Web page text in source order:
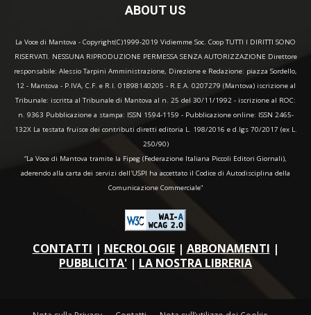
ABOUT US
La Voce di Mantova - Copyright(C)1999-2019 Vidiemme Soc. Coop TUTTI I DIRITTI SONO
RISERVATI. NESSUNA RIPRODUZIONE PERMESSA SENZA AUTORIZZAZIONE Direttore
responsabile: Alessio Tarpini Amministrazione, Direzione e Redazione: piazza Sordello,
12 - Mantova - P.IVA, C.F. e R.I. 01898140205 - R.E.A. 0207279 (Mantova) iscrizione al
Tribunale: iscritta al Tribunale di Mantova al n. 25 del 30/11/1992 - iscrizione al ROC:
n. 9363 Pubblicazione a stampa: ISSN 1594-1159 - Pubblicazione online: ISSN 2465-
132X La testata fruisce dei contributi diretti editoria L. 198/2016 e d.lgs 70/2017 (ex L.
250/90)
“La Voce di Mantova tramite la Fipeg (Federazione Italiana Piccoli Editori Giornali),
aderendo alla carta dei servizi dell'USPI ha accettato il Codice di Autodisciplina della
Comunicazione Commerciale"
CONTATTI | NECROLOGIE| ABBONAMENTI |
PUBBLICITA' | LA NOSTRA LIBRERIA